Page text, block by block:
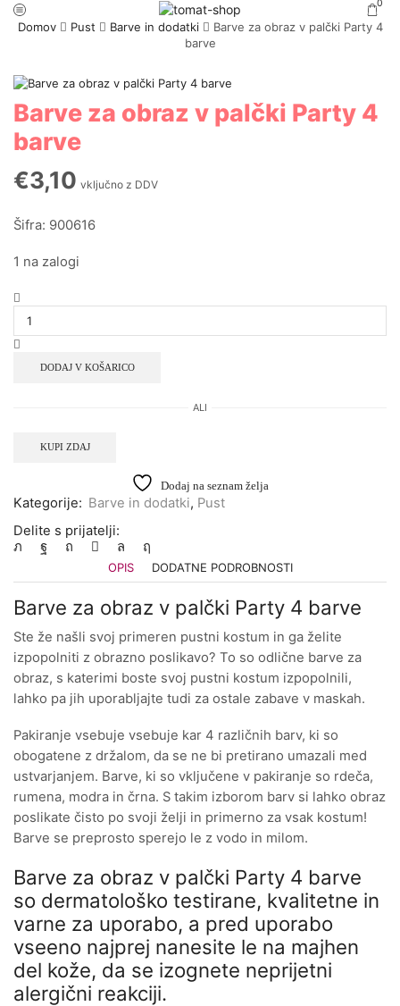
0
Domov Pust Barve in dodatki
Barve za obraz v palčki Party 4
barve
Barve za obraz v palčki Party 4
barve
€3,10 vključno z DDV
Šifra: 900616
1 na zalogi
DODAJ V KOŠARICO
ALI
KUPI ZDAJ
Dodaj na seznam želja
Kategorije: Barve in dodatki, Pust
Delite s prijatelji:
OPIS DODATNE PODROBNOSTI
Barve za obraz v palčki Party 4 barve
Ste že našli svoj primeren pustni kostum in ga želite
izpopolniti z obrazno poslikavo? To so odlične barve za
obraz, s katerimi boste svoj pustni kostum izpopolnili,
lahko pa jih uporabljajte tudi za ostale zabave v maskah.
Pakiranje vsebuje vsebuje kar 4 različnih barv, ki so
obogatene z držalom, da se ne bi pretirano umazali med
ustvarjanjem. Barve, ki so vključene v pakiranje so rdeča,
rumena, modra in črna. S takim izborom barv si lahko obraz
poslikate čisto po svoji želji in primerno za vsak kostum!
Barve se preprosto sperejo le z vodo in milom.
Barve za obraz v palčki Party 4 barve
so dermatološko testirane, kvalitetne in
varne za uporabo, a pred uporabo
vseeno najprej nanesite le na majhen
del kože, da se izognete neprijetni
alergični reakciji.